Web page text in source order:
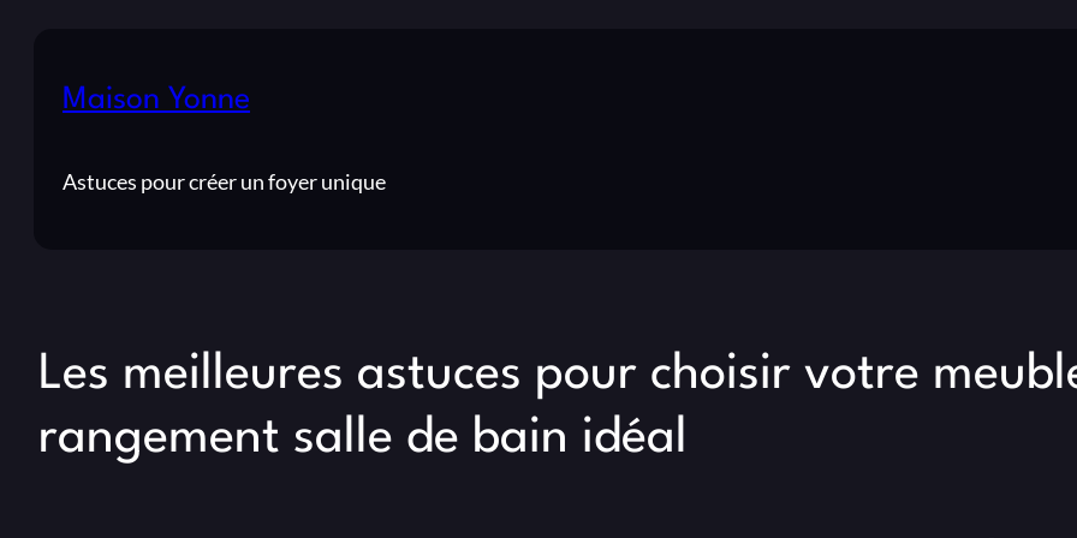
Maison Yonne
Astuces pour créer un foyer unique
Les meilleures astuces pour choisir votre
rangement salle de bain idéal